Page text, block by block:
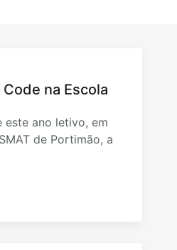
na Escola
este ano letivo, em
de Portimão, a